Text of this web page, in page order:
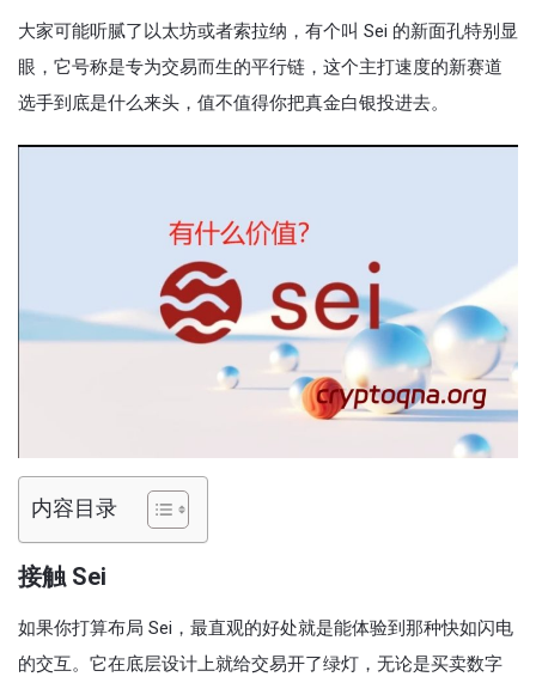
大家可能听腻了以太坊或者索拉纳，有个叫 Sei 的新面孔特别显
眼，它号称是专为交易而生的平行链，这个主打速度的新赛道
选手到底是什么来头，值不值得你把真金白银投进去。
内容目录
接触 Sei
如果你打算布局 Sei，最直观的好处就是能体验到那种快如闪电
的交互。它在底层设计上就给交易开了绿灯，无论是买卖数字